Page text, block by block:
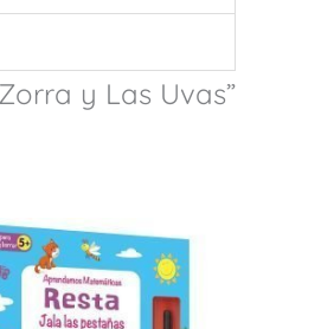
y Las Uvas”